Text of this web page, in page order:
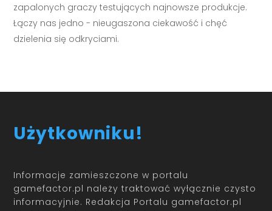
zapalonych graczy testujących najnowsze produkcje.
Łączy nas jedno - nieugaszona ciekawość i chęć
dzielenia się odkryciami.
Użytkowniku!
Informacje zamieszczone w portalu
gamefactor.pl należy traktować wyłącznie czysto
informacyjnie. Redakcja Portalu gamefactor.pl